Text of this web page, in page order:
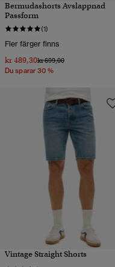
Bermudashorts Avslappnad
Passform
(1)
Fler färger finns
kr 489,30Pris reducerat från
kr 699,00till
Du sparar 30 %
Vintage Straight Shorts